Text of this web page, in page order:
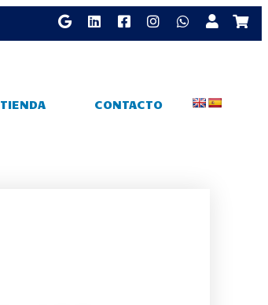
TIENDA CONTACTO